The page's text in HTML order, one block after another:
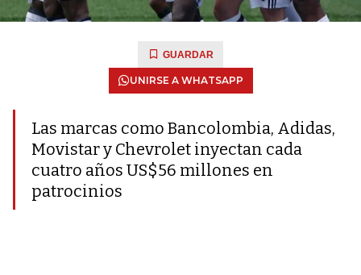
GUARDAR
UNIRSE A WHATSAPP
Las marcas como Bancolombia, Adidas,
Movistar y Chevrolet inyectan cada
cuatro años US$56 millones en
patrocinios